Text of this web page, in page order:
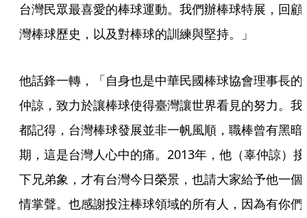
台灣民眾最喜愛的棒球運動。我們辦棒球特展，回顧
灣棒球歷史，以及對棒球的訓練與堅持。」
他話鋒一轉，「自身也是中華民國棒球協會理事長的
仲諒，致力於讓棒球使得臺灣讓世界看見的努力。我
都記得，台灣棒球發展並非一帆風順，職棒曾有黑暗
期，這是台灣人心中的痛。2013年，他（辜仲諒）接
下兄弟象，才有台灣今日榮景，也請大家給予他一個
情掌聲。也感謝投注棒球領域的所有人，因為有你們